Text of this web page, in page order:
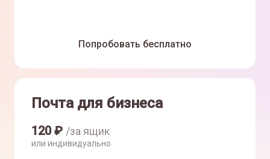
Попробовать бесплатно
Почта для бизнеса
120₽ /за ящик
или индивидуально